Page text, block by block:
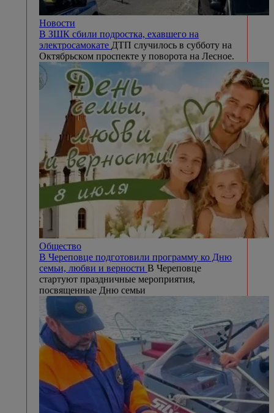
Новости
В ЗШК сбили подростка, ехавшего на
электросамокате ДТП случилось в субботу на
Октябрьском проспекте у поворота на Лесное.
Общество
В Череповце подготовили программу ко Дню
семьи, любви и верности В Череповце
стартуют праздничные мероприятия,
посвященные Дню семьи